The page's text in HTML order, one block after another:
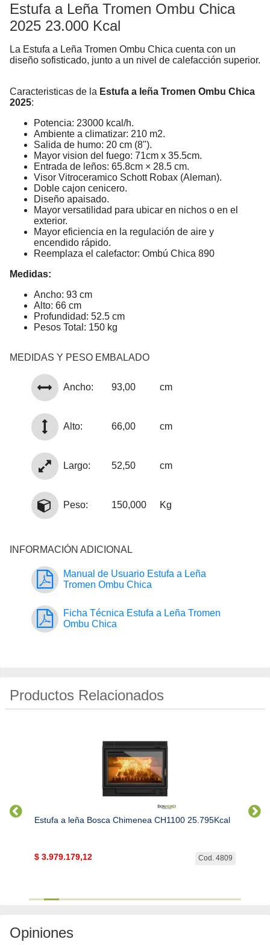
Estufa a Leña Tromen Ombu Chica
2025 23.000 Kcal
La Estufa a Leña Tromen Ombu Chica cuenta con un
diseño sofisticado, junto a un nivel de calefacción superior.
Caracteristicas de la Estufa a leña Tromen Ombu Chica
2025:
Potencia: 23000 kcal/h.
Ambiente a climatizar: 210 m2.
Salida de humo: 20 cm (8").
Mayor vision del fuego: 71cm x 35.5cm.
Entrada de leños: 65.8cm × 28.5 cm.
Visor Vitroceramico Schott Robax (Aleman).
Doble cajon cenicero.
Diseño apaisado.
Mayor versatilidad para ubicar en nichos o en el
exterior.
Mayor eficiencia en la regulación de aire y
encendido rápido.
Reemplaza el calefactor: Ombú Chica 890
Medidas:
Ancho: 93 cm
Alto: 66 cm
Profundidad: 52.5 cm
Pesos Total: 150 kg
MEDIDAS Y PESO EMBALADO
Ancho: 93,00 cm
Alto: 66,00 cm
Largo: 52,50 cm
Peso: 150,000 Kg
INFORMACIÓN ADICIONAL
Manual de Usuario Estufa a Leña
Tromen Ombu Chica
Ficha Técnica Estufa a Leña Tromen
Ombu Chica
Productos Relacionados
Estufa a leña Bosca Chimenea CH1100 25.795Kcal
Cod. 4809
$ 3.979.179,12
Opiniones